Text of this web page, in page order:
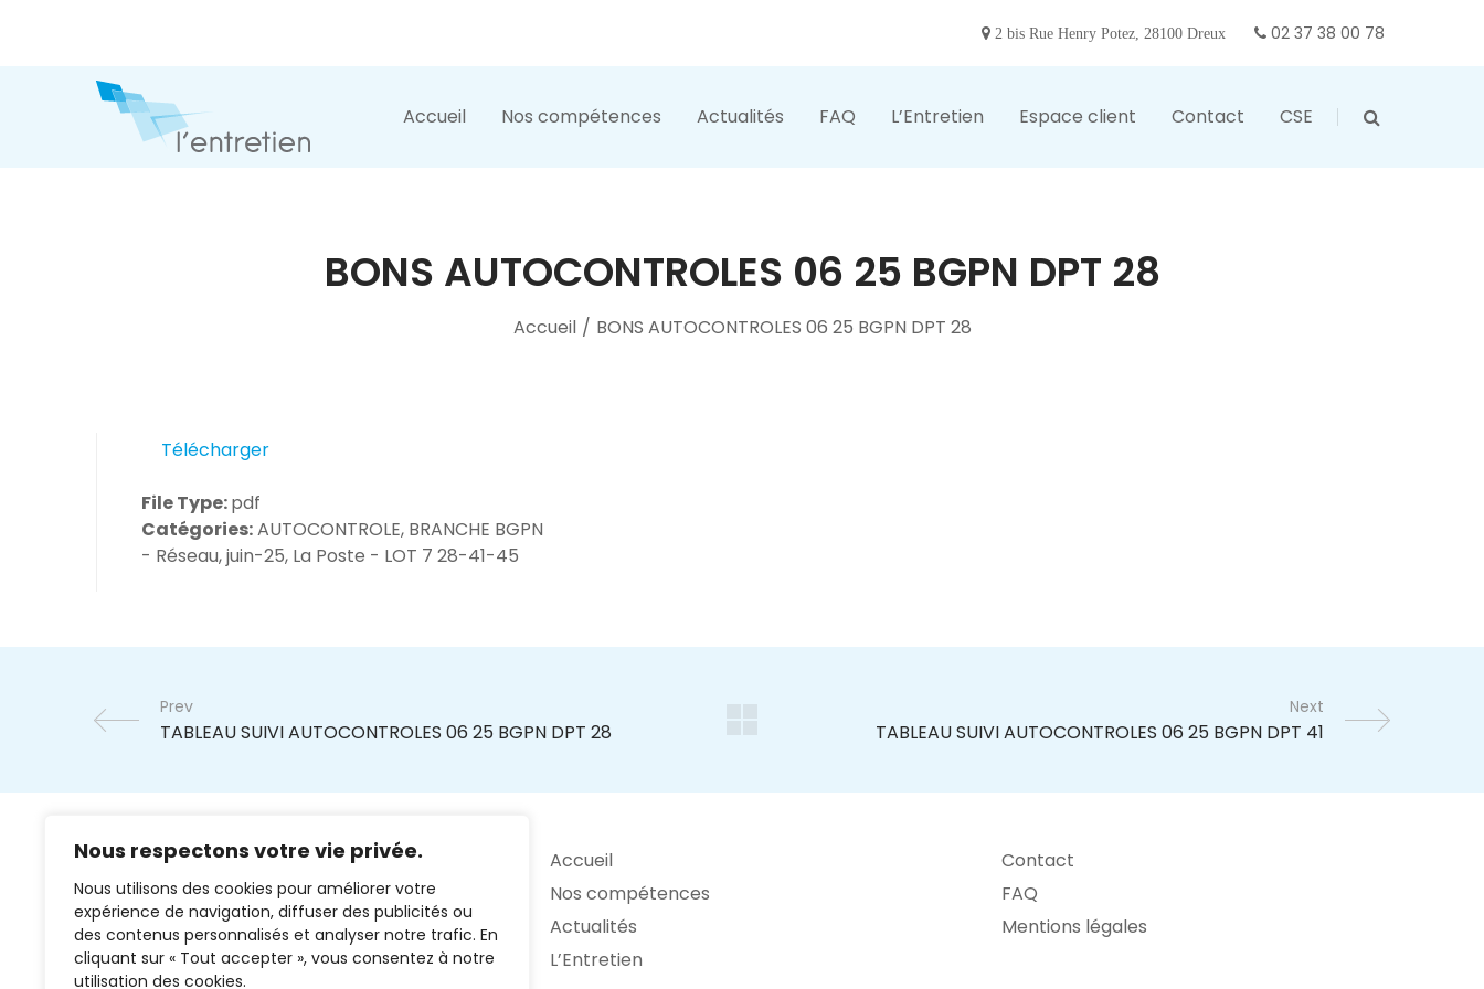
Nous respectons votre vie privée.
Nous utilisons des cookies pour améliorer votre
expérience de navigation, diffuser des publicités ou
des contenus personnalisés et analyser notre trafic. En
cliquant sur « Tout accepter », vous consentez à notre
utilisation des cookies.
2 bis Rue Henry Potez, 28100 Dreux 02 37 38 00 78
Accueil Nos compétences Actualités FAQ L’Entretien Espace client Contact CSE
BONS AUTOCONTROLES 06 25 BGPN DPT 28
Accueil / BONS AUTOCONTROLES 06 25 BGPN DPT 28
Télécharger
File Type:pdf
Catégories:AUTOCONTROLE, BRANCHE BGPN
- Réseau, juin-25, La Poste - LOT 7 28-41-45
Prev Next
02 37 38 00 78
Accueil
Nos compétences
Actualités
L’Entretien
Contact
FAQ
Mentions légales